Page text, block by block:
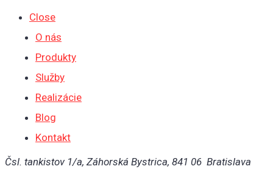
Close
O nás
Produkty
Služby
Realizácie
Blog
Kontakt
Čsl. tankistov 1/a, Záhorská Bystrica, 841 06 Bratislava